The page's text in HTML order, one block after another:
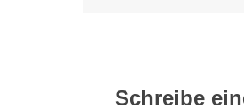
Schreibe